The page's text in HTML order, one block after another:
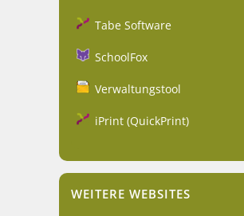
Tabe Software
SchoolFox
Verwaltungstool
iPrint (QuickPrint)
WEITERE WEBSITES